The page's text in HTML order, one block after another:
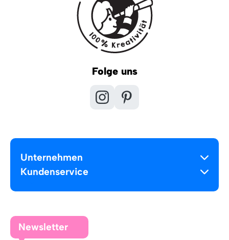
Folge uns
Unternehmen
Kundenservice
Newsletter